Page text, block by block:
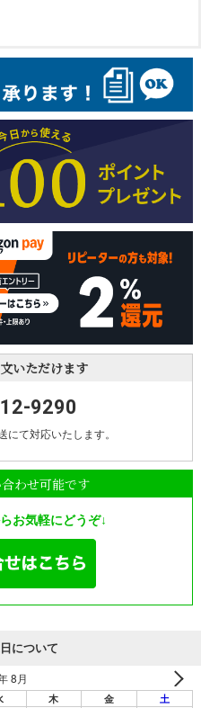
いただけます
9290
にて対応いたします。
わせ可能です
お気軽にどうぞ↓
について
8月
木 金 土